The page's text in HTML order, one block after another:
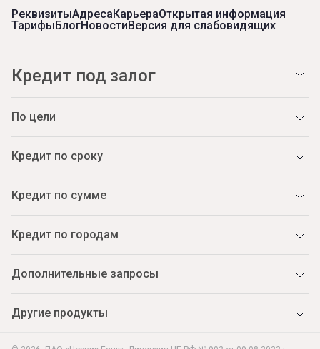
РеквизитыАдресаКарьераОткрытая информация
ТарифыБлогНовостиВерсия для слабовидящих
Кредит под залог
По цели
Кредит по сроку
Кредит по сумме
Кредит по городам
Дополнительные запросы
Другие продукты